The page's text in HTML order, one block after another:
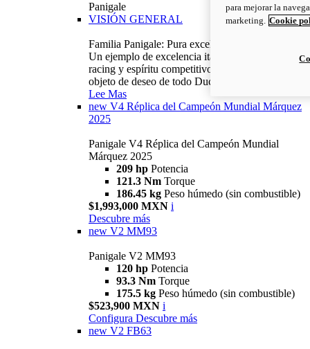
Panigale
VISIÓN GENERAL
Familia Panigale: Pura excelencia italiana.
Un ejemplo de excelencia italiana, con ADN
racing y espíritu competitivo: la Panigale es el
objeto de deseo de todo Ducatista.
Lee Mas
new V4 Réplica del Campeón Mundial Márquez
2025
Panigale V4 Réplica del Campeón Mundial
Márquez 2025
209 hp Potencia
121.3 Nm Torque
186.45 kg Peso húmedo (sin combustible)
$1,993,000 MXN i
Descubre más
new V2 MM93
Panigale V2 MM93
120 hp Potencia
93.3 Nm Torque
175.5 kg Peso húmedo (sin combustible)
$523,900 MXN i
Configura Descubre más
new V2 FB63
para mejorar la
marketing. Cookie